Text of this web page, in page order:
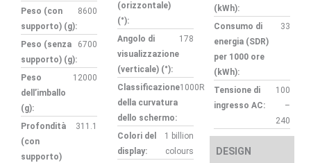
Peso (con
supporto) (g):
8600
Peso (senza
supporto) (g):
6700
Peso
dell’imballo
(g):
12000
Profondità
(con
supporto)
311.1
(orizzontale)
(°):
Angolo di
visualizzazione
(verticale) (°):
178
Classificazione
della curvatura
dello schermo:
1000R
Colori del
display:
1 billion
colours
(kWh):
Consumo di
energia (SDR)
per 1000 ore
(kWh):
33
Tensione di
ingresso AC:
100
–
240
DESIGN